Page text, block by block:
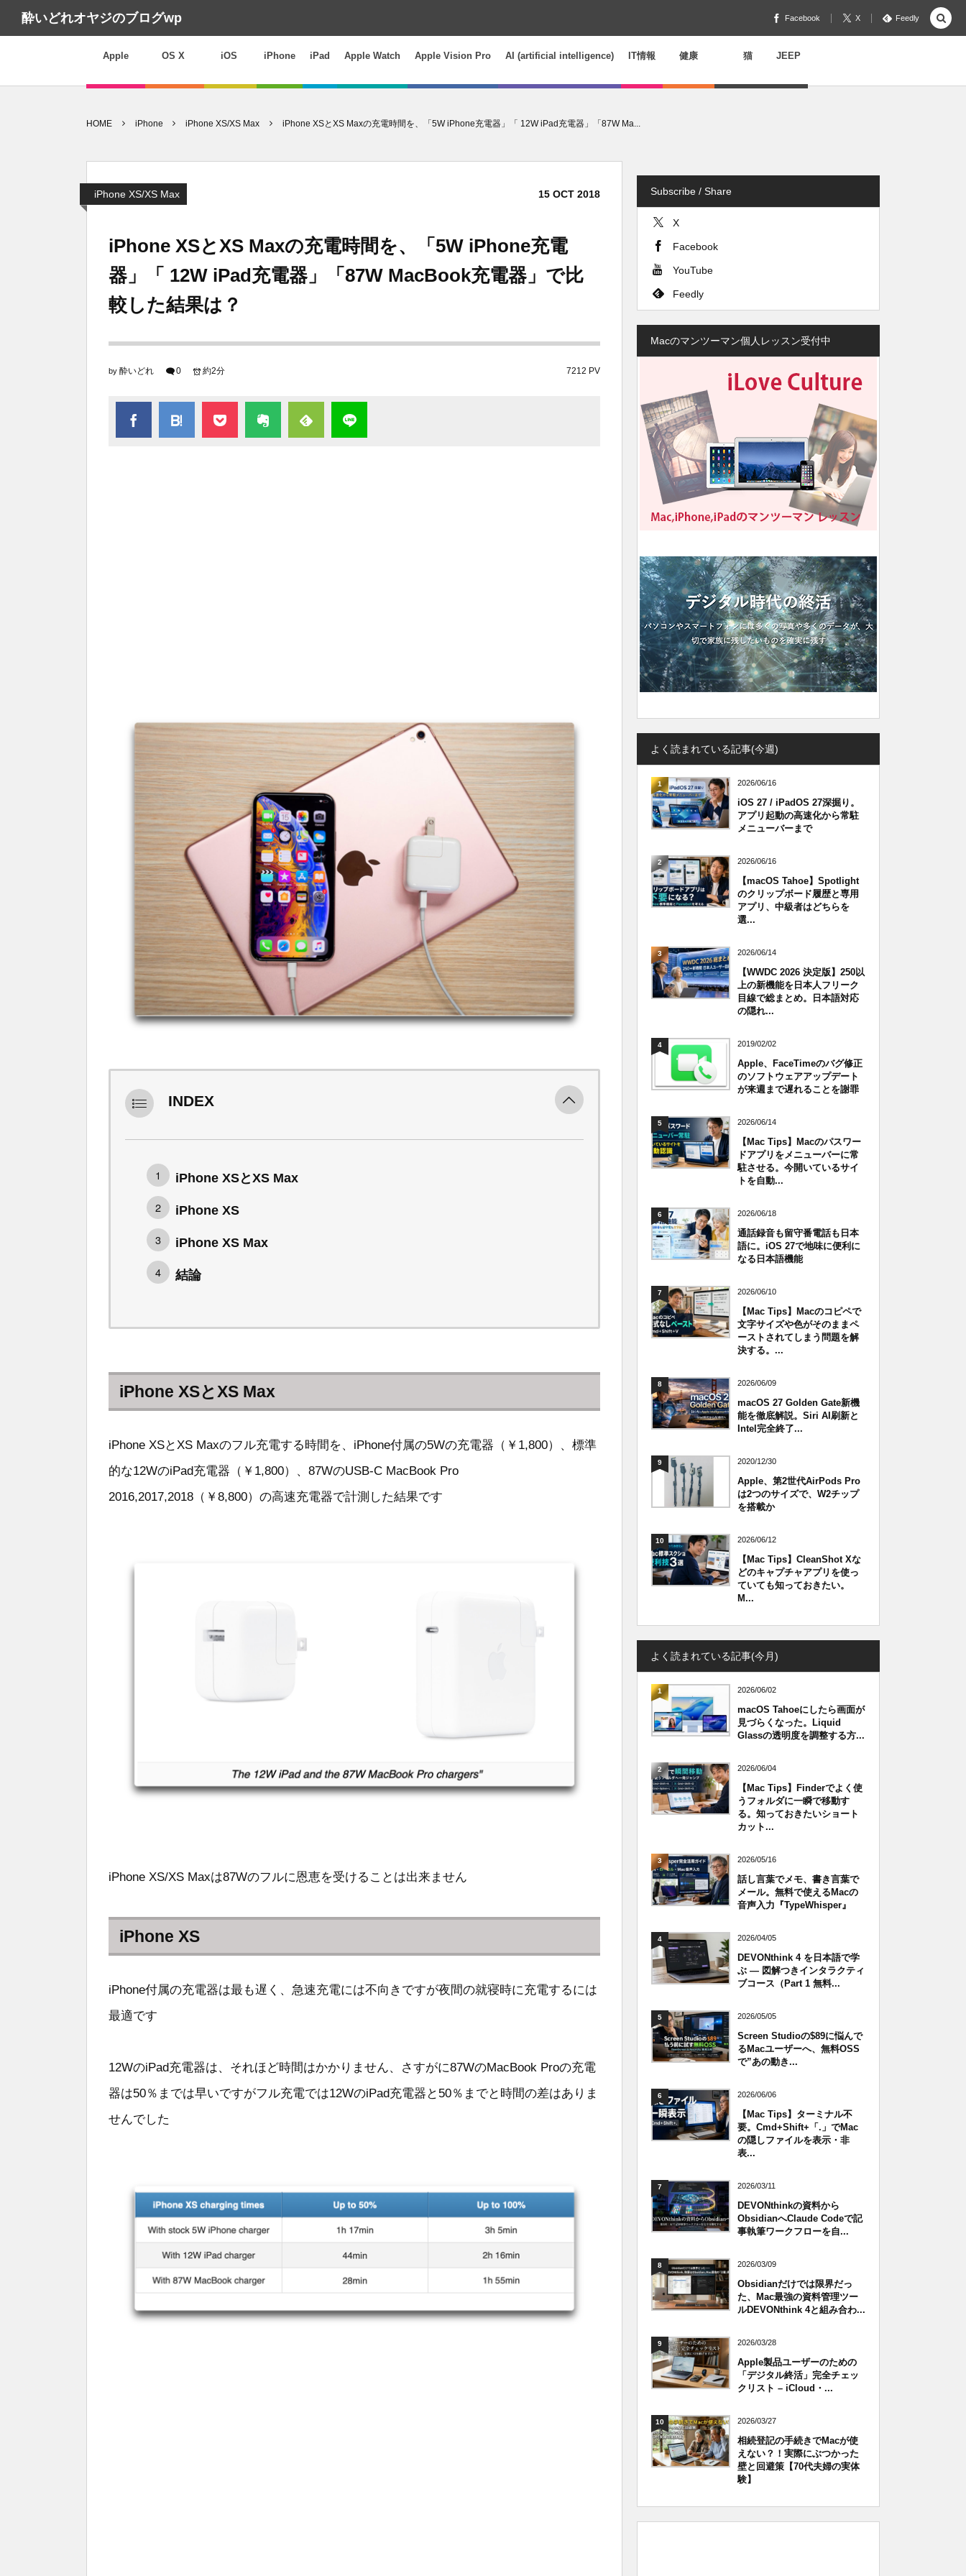
酔いどれオヤジのブログwp Facebook X Feedly
Apple OS X iOS iPhone iPad Apple Watch Apple Vision Pro AI (artificial intelligence) IT情報 健康 猫 JEEP
HOME iPhone iPhone XS/XS Max iPhone XSとXS Maxの充電時間を、「5W iPhone充電器」「 12W iPad充電器」「87W Ma...
iPhone XS/XS Max 15 OCT 2018
iPhone XSとXS Maxの充電時間を、「5W iPhone充電
器」「 12W iPad充電器」「87W MacBook充電器」で比
較した結果は？
by 酔いどれ 0 7212 PV
約2分
INDEX
iPhone XSとXS Max
iPhone XS
iPhone XS Max
結論
iPhone XSとXS Max
iPhone XSとXS Maxのフル充電する時間を、iPhone付属の5Wの充電器（￥1,800）、標準
的な12WのiPad充電器（￥1,800）、87WのUSB-C MacBook Pro
2016,2017,2018（￥8,800）の高速充電器で計測した結果です
iPhone XS/XS Maxは87Wのフルに恩恵を受けることは出来ません
iPhone XS
iPhone付属の充電器は最も遅く、急速充電には不向きですが夜間の就寝時に充電するには
最適です
12WのiPad充電器は、それほど時間はかかりません、さすがに87WのMacBook Proの充電
器は50％までは早いですがフル充電では12WのiPad充電器と50％までと時間の差はありま
せんでした
Subscribe / Share
X
Facebook
YouTube
Feedly
Macのマンツーマン個人レッスン受付中
よく読まれている記事(今週)
1 2026/06/16
iOS 27 / iPadOS 27深掘り。
アプリ起動の高速化から常駐
メニューバーまで
2 2026/06/16
【macOS Tahoe】Spotlight
のクリップボード履歴と専用
アプリ、中級者はどちらを
選...
3 2026/06/14
【WWDC 2026 決定版】250以
上の新機能を日本人フリーク
目線で総まとめ。日本語対応
の隠れ...
4 2019/02/02
Apple、FaceTimeのバグ修正
のソフトウェアアップデート
が来週まで遅れることを謝罪
5 2026/06/14
【Mac Tips】Macのパスワー
ドアプリをメニューバーに常
駐させる。今開いているサイ
トを自動...
6 2026/06/18
通話録音も留守番電話も日本
語に。iOS 27で地味に便利に
なる日本語機能
7 2026/06/10
【Mac Tips】Macのコピペで
文字サイズや色がそのままペ
ーストされてしまう問題を解
決する。...
8 2026/06/09
macOS 27 Golden Gate新機
能を徹底解説。Siri AI刷新と
Intel完全終了...
9 2020/12/30
Apple、第2世代AirPods Pro
は2つのサイズで、W2チップ
を搭載か
10 2026/06/12
【Mac Tips】CleanShot Xな
どのキャプチャアプリを使っ
ていても知っておきたい。
M...
よく読まれている記事(今月)
1 2026/06/02
macOS Tahoeにしたら画面が
見づらくなった。Liquid
Glassの透明度を調整する方...
2 2026/06/04
【Mac Tips】Finderでよく使
うフォルダに一瞬で移動す
る。知っておきたいショート
カット...
3 2026/05/16
話し言葉でメモ、書き言葉で
メール。無料で使えるMacの
音声入力『TypeWhisper』
4 2026/04/05
DEVONthink 4 を日本語で学
ぶ — 図解つきインタラクティ
ブコース（Part 1 無料...
5 2026/05/05
Screen Studioの$89に悩んで
るMacユーザーへ、無料OSS
で”あの動き...
6 2026/06/06
【Mac Tips】ターミナル不
要。Cmd+Shift+「.」でMac
の隠しファイルを表示・非
表...
7 2026/03/11
DEVONthinkの資料から
ObsidianへClaude Codeで記
事執筆ワークフローを自...
8 2026/03/09
Obsidianだけでは限界だっ
た、Mac最強の資料管理ツー
ルDEVONthink 4と組み合わ...
9 2026/03/28
Apple製品ユーザーのための
「デジタル終活」完全チェッ
クリスト – iCloud・...
10 2026/03/27
相続登記の手続きでMacが使
えない？！実際にぶつかった
壁と回避策【70代夫婦の実体
験】